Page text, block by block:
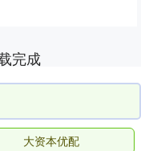
完成
大资本优配